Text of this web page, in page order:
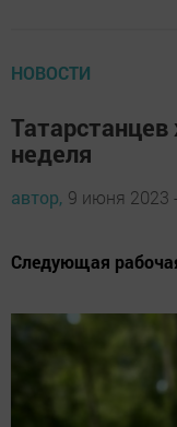
НОВОСТИ
неделя
автор, 9 июня 2023
Следующая